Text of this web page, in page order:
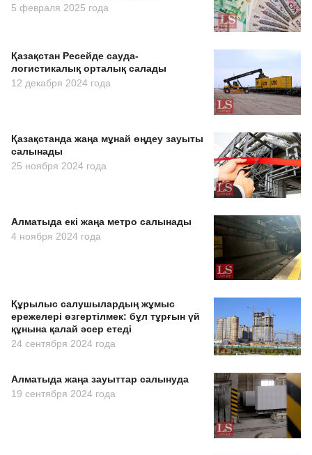
5 февраля 2025 года
Қазақстан Ресейде сауда-
логистикалық орталық салады
12 декабря 2024 года
Қазақстанда жаңа мұнай өңдеу зауыты
салынады
25 ноября 2024 года
Алматыда екі жаңа метро салынады
4 ноября 2024 года
Құрылыс салушылардың жұмыс
ережелері өзгертілмек: бұл тұрғын үй
құнына қалай әсер етеді
24 сентября 2024 года
Алматыда жаңа зауыттар салынуда
19 сентября 2024 года